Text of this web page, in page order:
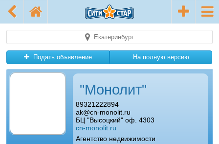
Екатеринбург
Подать объявление На полную версию
"Монолит"
89321222894
ak@cn-monolit.ru
БЦ "Высоцкий" оф. 4303
cn-monolit.ru
Агентство недвижимости